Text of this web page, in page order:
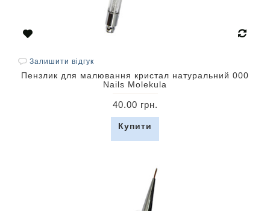
Залишити відгук
Пензлик для малювання кристал натуральний 000
Nails Molekula
40.00 грн.
Купити